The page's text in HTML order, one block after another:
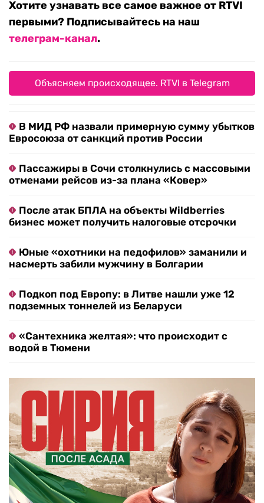
Хотите узнавать все самое важное от RTVI
первыми? Подписывайтесь на наш
телеграм-канал.
Объясняем происходящее. RTVI в Telegram
В МИД РФ назвали примерную сумму убытков
Евросоюза от санкций против России
Пассажиры в Сочи столкнулись с массовыми
отменами рейсов из-за плана «Ковер»
После атак БПЛА на объекты Wildberries
бизнес может получить налоговые отсрочки
Юные «охотники на педофилов» заманили и
насмерть забили мужчину в Болгарии
Подкоп под Европу: в Литве нашли уже 12
подземных тоннелей из Беларуси
«Сантехника желтая»: что происходит с
водой в Тюмени